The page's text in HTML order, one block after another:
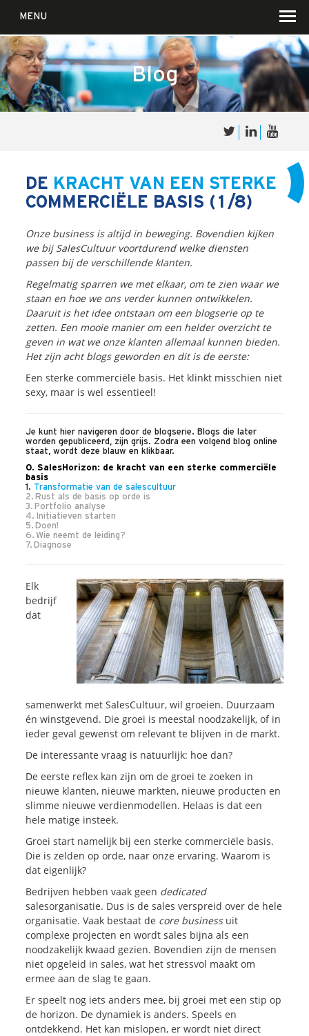
MENU
Waar wij in geloven …
Voor wie?
Iets over joúw SalesCultuur
De partners
Onze dienstverlening
Commerciële diagnoses
(Sales)Cultuurtransformaties
DiagnosewinnendeTenders
Gripop jeToekomst
LeiderschapbijTransformatie
ProgrammaManagement
RolleninSales
SalesDevelopment
SalesCultuurAssessment
Persoonlijkheids
Inspiratie
Neem Contact op
Inschrijven SalesCultuur-nieuws
Blog
DE KRACHT VAN EEN STERKE
COMMERCIËLE BASIS (1/8)
Onze business is altijd in beweging. Bovendien kijken
we bij SalesCultuur voortdurend welke diensten
passen bij de verschillende klanten.
Regelmatig sparren we met elkaar, om te zien waar we
staan en hoe we ons verder kunnen ontwikkelen.
Daaruit is het idee ontstaan om een blogserie op te
zetten. Een mooie manier om een helder overzicht te
geven in wat we onze klanten allemaal kunnen bieden.
Het zijn acht blogs geworden en dit is de eerste:
Een sterke commerciële basis. Het klinkt misschien niet
sexy, maar is wel essentieel!
Je kunt hier navigeren door de blogserie. Blogs die later
worden gepubliceerd, zijn grijs. Zodra een volgend blog online
staat, wordt deze blauw en klikbaar.
0. SalesHorizon: de kracht van een sterke commerciële
basis
1. Transformatie van de salescultuur
2. Rust als de basis op orde is
3. Portfolio analyse
4. Initiatieven starten
5. Doen!
6. Wie neemt de leiding?
7. Diagnose
Elk
bedrijf
dat
samenwerkt met SalesCultuur, wil groeien. Duurzaam
én winstgevend. Die groei is meestal noodzakelijk, of in
ieder geval gewenst om relevant te blijven in de markt.
De interessante vraag is natuurlijk: hoe dan?
De eerste reflex kan zijn om de groei te zoeken in
nieuwe klanten, nieuwe markten, nieuwe producten en
slimme nieuwe verdienmodellen. Helaas is dat een
hele matige insteek.
Groei start namelijk bij een sterke commerciële basis.
Die is zelden op orde, naar onze ervaring. Waarom is
dat eigenlijk?
Bedrijven hebben vaak geen dedicated
salesorganisatie. Dus is de sales verspreid over de hele
organisatie. Vaak bestaat de core businessuit
complexe projecten en wordt sales bijna als een
noodzakelijk kwaad gezien. Bovendien zijn de mensen
niet opgeleid in sales, wat het stressvol maakt om
ermee aan de slag te gaan.
Er speelt nog iets anders mee, bij groei met een stip op
de horizon. De dynamiek is anders. Speels en
ontdekkend. Het kan mislopen, er wordt niet direct